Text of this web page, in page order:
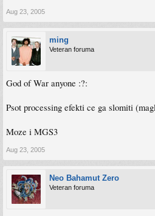
Aug 23, 2005
ming
Veteran foruma
God of War anyone :?:
Psot processing efekti ce ga slomiti
Moze i MGS3
Aug 23, 2005
Neo Bahamut Zero
Veteran foruma